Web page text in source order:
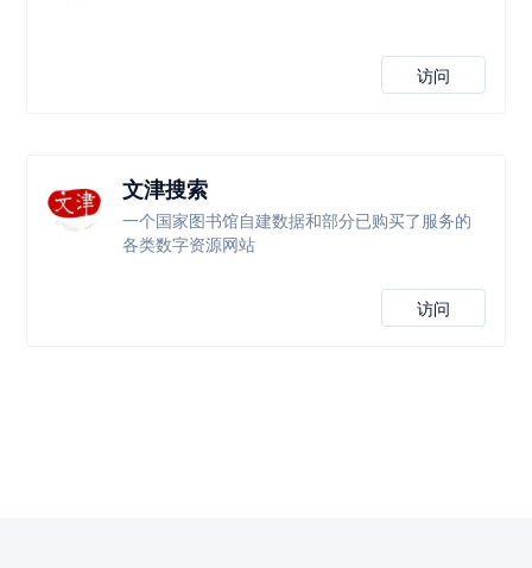
访问
文津搜索
一个国家图书馆自建数据和部分已购买了服务的
各类数字资源网站
访问